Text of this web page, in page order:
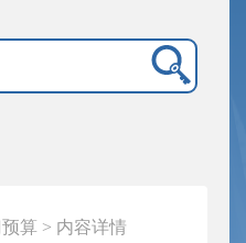
算 > 内容详情